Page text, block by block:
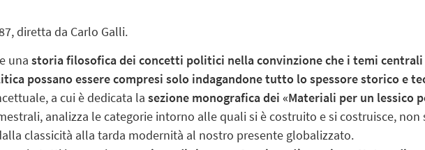
diretta da Carlo Galli.
una storia filosofica dei concetti politici nella convinzione che i temi
possano essere compresi solo indagandone tutto lo spessore storico e
a cui è dedicata la sezione monografica dei «Materiali per un lessico
analizza le categorie intorno alle quali si è costruito e si costruisce, non
classicità alla tarda modernità al nostro presente globalizzato.